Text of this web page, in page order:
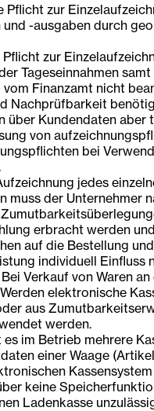
Pflicht zur
-ausgaben durch
zur
Tageseinnahmen
Finanzamt nicht
Nachprüfbarkeit
über Kundendaten
von
bei
jedes
muss der Unternehmer
erbracht werden
auf die Bestellung
individuell Einfluss
Verkauf von Waren
elektronische
aus
werden.
im Betrieb mehrere
einer Waage
keine
Ladenkasse